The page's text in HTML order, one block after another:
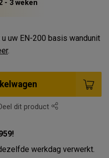
- 3 weken
uw EN-200 basis wandunit
.
dit product
werkdag verwerkt.